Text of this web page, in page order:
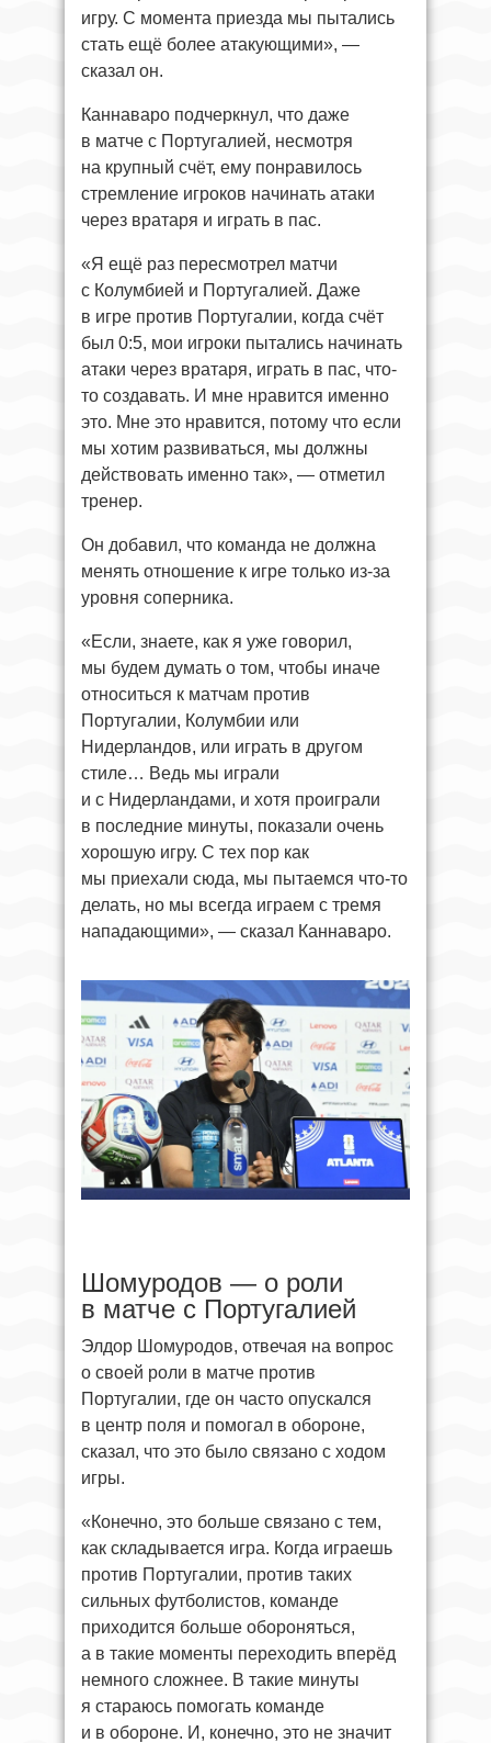
игру. С момента приезда мы пытались
стать ещё более атакующими», —
сказал он.
Каннаваро подчеркнул, что даже
в матче с Португалией, несмотря
на крупный счёт, ему понравилось
стремление игроков начинать атаки
через вратаря и играть в пас.
«Я ещё раз пересмотрел матчи
с Колумбией и Португалией. Даже
в игре против Португалии, когда счёт
был 0:5, мои игроки пытались начинать
атаки через вратаря, играть в пас, что-
то создавать. И мне нравится именно
это. Мне это нравится, потому что если
мы хотим развиваться, мы должны
действовать именно так», — отметил
тренер.
Он добавил, что команда не должна
менять отношение к игре только из-за
уровня соперника.
«Если, знаете, как я уже говорил,
мы будем думать о том, чтобы иначе
относиться к матчам против
Португалии, Колумбии или
Нидерландов, или играть в другом
стиле… Ведь мы играли
и с Нидерландами, и хотя проиграли
в последние минуты, показали очень
хорошую игру. С тех пор как
мы приехали сюда, мы пытаемся что-то
делать, но мы всегда играем с тремя
нападающими», — сказал Каннаваро.
Шомуродов — о роли
в матче с Португалией
Элдор Шомуродов, отвечая на вопрос
о своей роли в матче против
Португалии, где он часто опускался
в центр поля и помогал в обороне,
сказал, что это было связано с ходом
игры.
«Конечно, это больше связано с тем,
как складывается игра. Когда играешь
против Португалии, против таких
сильных футболистов, команде
приходится больше обороняться,
а в такие моменты переходить вперёд
немного сложнее. В такие минуты
я стараюсь помогать команде
и в обороне. И, конечно, это не значит